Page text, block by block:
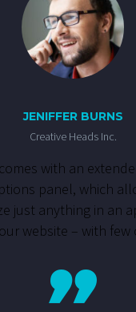
JENIFFER BURNS
Creative Heads Inc.
with an
panel, which
just anything in an
website – with few
